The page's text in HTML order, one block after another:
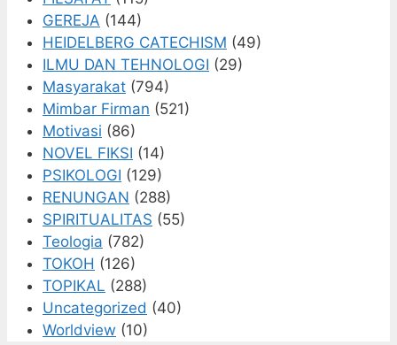
GEREJA (144)
HEIDELBERG CATECHISM (49)
ILMU DAN TEHNOLOGI (29)
Masyarakat (794)
Mimbar Firman (521)
Motivasi (86)
NOVEL FIKSI (14)
PSIKOLOGI (129)
RENUNGAN (288)
SPIRITUALITAS (55)
Teologia (782)
TOKOH (126)
TOPIKAL (288)
Uncategorized (40)
Worldview (10)